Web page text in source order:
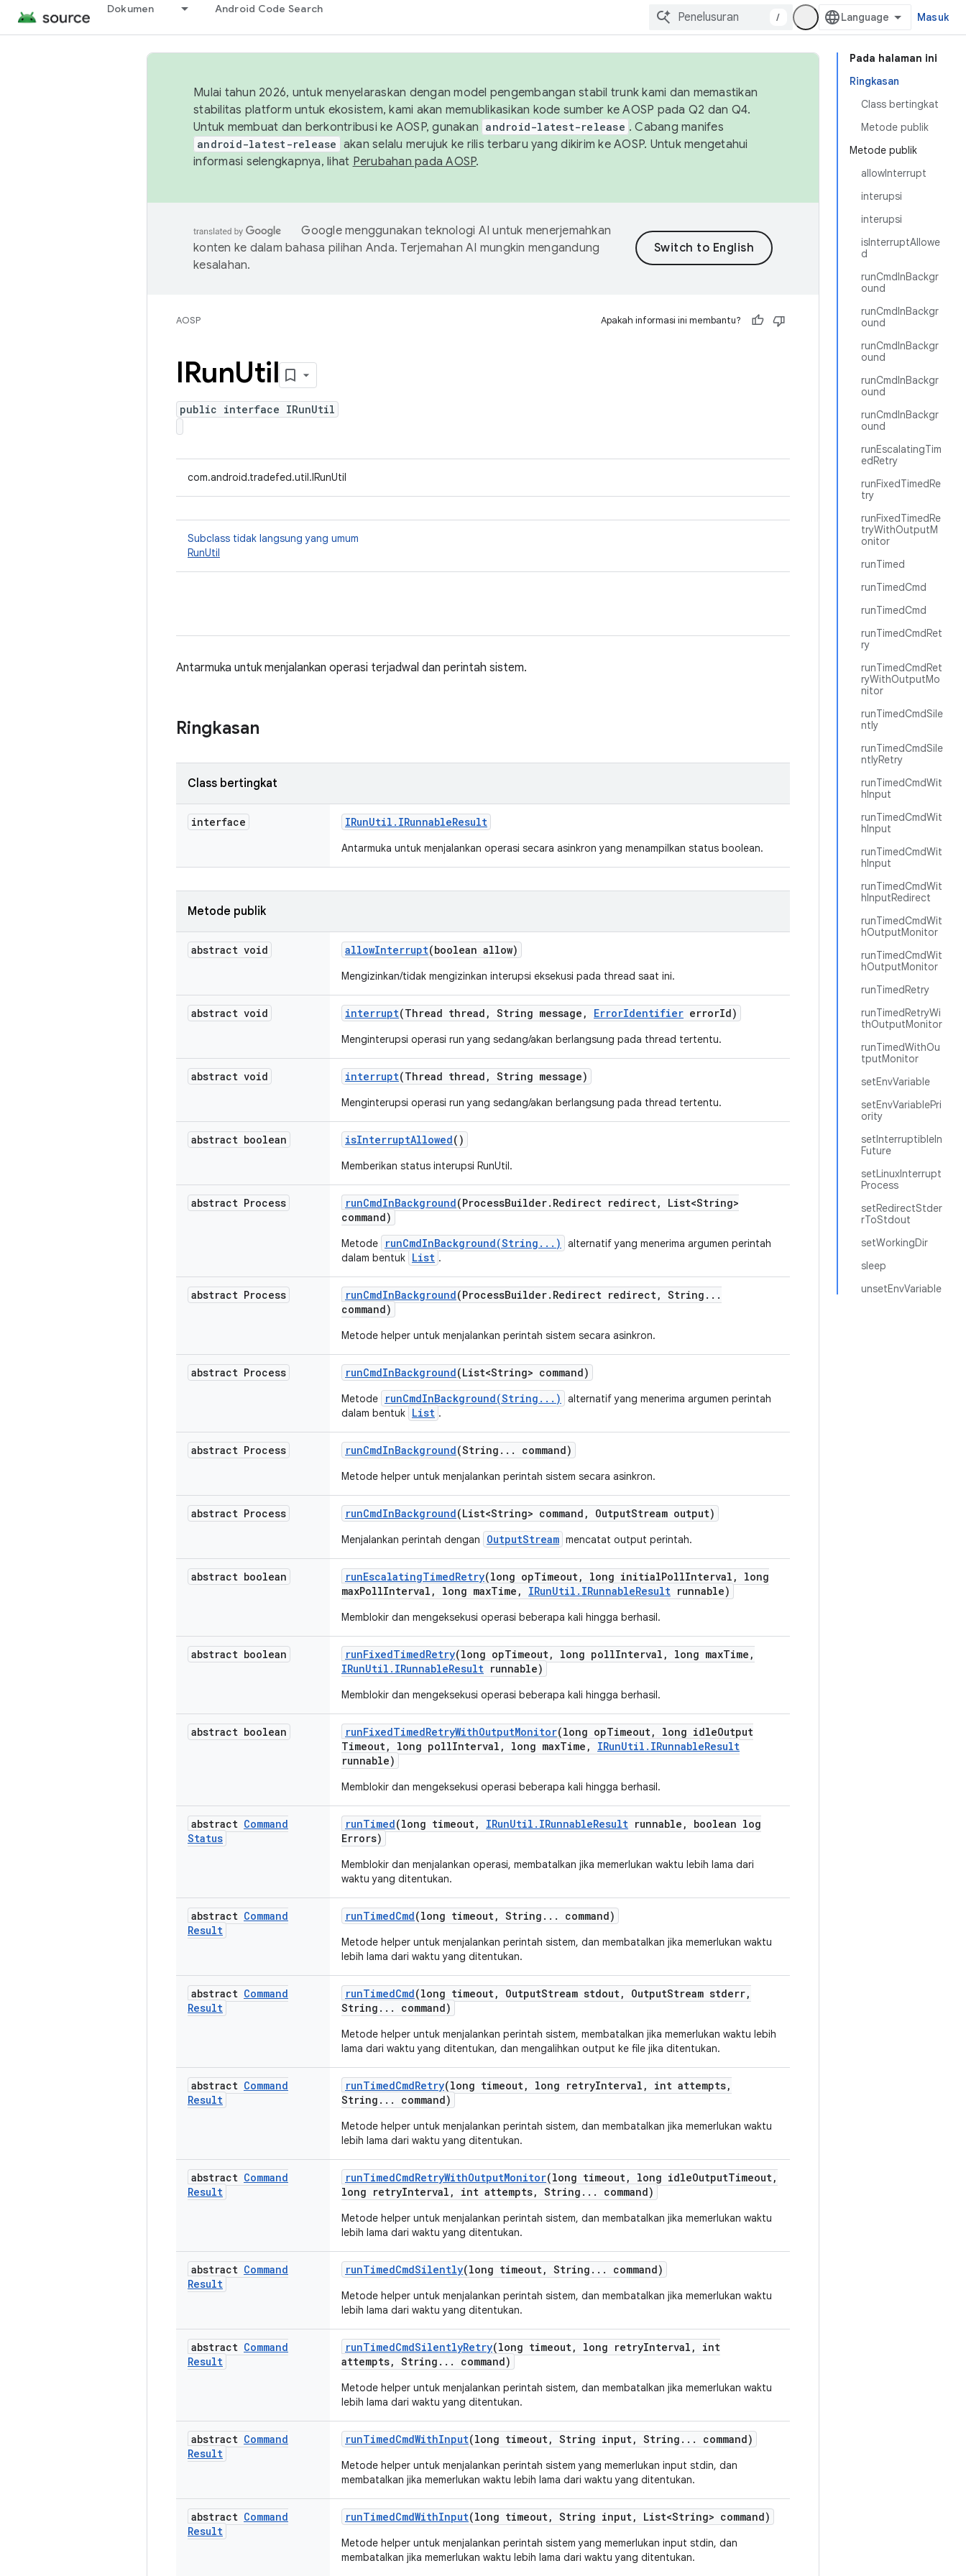
Dokumen Android Code Search
/ Masuk
Pada halaman ini
Ringkasan
Class bertingkat
Metode publik
Metode publik
allowInterrupt
interupsi
interupsi
isInterruptAllowe
d
runCmdInBackgr
ound
runCmdInBackgr
ound
runCmdInBackgr
ound
runCmdInBackgr
ound
runCmdInBackgr
ound
runEscalatingTim
edRetry
runFixedTimedRe
try
runFixedTimedRe
tryWithOutputM
onitor
runTimed
runTimedCmd
runTimedCmd
runTimedCmdRet
ry
runTimedCmdRet
ryWithOutputMo
nitor
runTimedCmdSile
ntly
runTimedCmdSile
ntlyRetry
runTimedCmdWit
hInput
runTimedCmdWit
hInput
runTimedCmdWit
hInput
runTimedCmdWit
hInputRedirect
runTimedCmdWit
hOutputMonitor
runTimedCmdWit
hOutputMonitor
runTimedRetry
runTimedRetryWi
thOutputMonitor
runTimedWithOu
tputMonitor
setEnvVariable
setEnvVariablePri
ority
setInterruptibleIn
Future
setLinuxInterrupt
Process
setRedirectStder
rToStdout
setWorkingDir
sleep
unsetEnvVariable
Mulai tahun 2026, untuk menyelaraskan dengan model pengembangan stabil trunk kami dan memastikan
stabilitas platform untuk ekosistem, kami akan memublikasikan kode sumber ke AOSP pada Q2 dan Q4.
Untuk membuat dan berkontribusi ke AOSP, gunakan android-latest-release . Cabang manifes
android-latest-release akan selalu merujuk ke rilis terbaru yang dikirim ke AOSP. Untuk mengetahui
informasi selengkapnya, lihat Perubahan pada AOSP.
Google menggunakan teknologi AI untuk menerjemahkan
konten ke dalam bahasa pilihan Anda. Terjemahan AI mungkin mengandung
kesalahan.
AOSP Apakah informasi ini membantu?
IRunUtil
public interface IRunUtil
com.android.tradefed.util.IRunUtil
Subclass tidak langsung yang umum
RunUtil
Antarmuka untuk menjalankan operasi terjadwal dan perintah sistem.
Ringkasan
Class bertingkat
interface IRunUtil . IRunnableResult
Antarmuka untuk menjalankan operasi secara asinkron yang menampilkan status boolean.
Metode publik
abstract void allowInterrupt(boolean allow)
Mengizinkan/tidak mengizinkan interupsi eksekusi pada thread saat ini.
abstract void interrupt(Thread thread , String message , ErrorIdentifier errorId)
Menginterupsi operasi run yang sedang/akan berlangsung pada thread tertentu.
abstract void interrupt(Thread thread , String message)
Menginterupsi operasi run yang sedang/akan berlangsung pada thread tertentu.
abstract boolean isInterruptAllowed()
Memberikan status interupsi RunUtil.
abstract Process runCmdInBackground(ProcessBuilder. Redirect redirect,
List<String>
command)
Metode runCmdInBackground(String...)
alternatif yang menerima argumen perintah
dalam bentuk List .
abstract Process runCmdInBackground(ProcessBuilder. Redirect redirect, String . . .
command)
Metode helper untuk menjalankan perintah sistem secara asinkron.
abstract Process runCmdInBackground(List<String> command)
Metode runCmdInBackground(String...)
alternatif yang menerima argumen perintah
dalam bentuk List .
abstract Process runCmdInBackground(String . . . command)
Metode helper untuk menjalankan perintah sistem secara asinkron.
abstract Process runCmdInBackground(List<String> command , OutputStream output)
Menjalankan perintah dengan OutputStream mencatat output perintah.
abstract boolean runEscalatingTimedRetry(long opTimeout, long initialPollInterval ,
long
maxPollInterval , long maxTime , IRunUtil . IRunnableResult runnable)
Memblokir dan mengeksekusi operasi beberapa kali hingga berhasil.
abstract boolean runFixedTimedRetry(long opTimeout, long pollInterval , long maxTime ,
IRunUtil . IRunnableResult runnable)
Memblokir dan mengeksekusi operasi beberapa kali hingga berhasil.
abstract boolean runFixedTimedRetryWithOutputMonitor(long opTimeout, long idleOutput
Timeout, long pollInterval , long maxTime , IRunUtil . IRunnableResult
runnable)
Memblokir dan mengeksekusi operasi beberapa kali hingga berhasil.
abstract Command
Status
runTimed(long timeout, IRunUtil . IRunnableResult runnable ,
boolean log
Errors)
Memblokir dan menjalankan operasi, membatalkan jika memerlukan waktu lebih lama dari
waktu yang ditentukan.
abstract Command
Result
runTimedCmd(long timeout, String . . . command)
Metode helper untuk menjalankan perintah sistem, dan membatalkan jika memerlukan waktu
lebih lama dari waktu yang ditentukan.
abstract Command
Result
runTimedCmd(long timeout, OutputStream stdout, OutputStream stderr,
String . . . command)
Metode helper untuk menjalankan perintah sistem, membatalkan jika memerlukan waktu lebih
lama dari waktu yang ditentukan, dan mengalihkan output ke file jika ditentukan.
abstract Command
Result
runTimedCmdRetry(long timeout, long retryInterval , int attempts,
String . . . command)
Metode helper untuk menjalankan perintah sistem, dan membatalkan jika memerlukan waktu
lebih lama dari waktu yang ditentukan.
abstract Command
Result
runTimedCmdRetryWithOutputMonitor(long timeout, long idleOutputTimeout,
long retryInterval , int attempts, String . . . command)
Metode helper untuk menjalankan perintah sistem, dan membatalkan jika memerlukan waktu
lebih lama dari waktu yang ditentukan.
abstract Command
Result
runTimedCmdSilently(long timeout, String . . . command)
Metode helper untuk menjalankan perintah sistem, dan membatalkan jika memerlukan waktu
lebih lama dari waktu yang ditentukan.
abstract Command
Result
runTimedCmdSilentlyRetry(long timeout, long retryInterval ,
int
attempts, String . . . command)
Metode helper untuk menjalankan perintah sistem, dan membatalkan jika memerlukan waktu
lebih lama dari waktu yang ditentukan.
abstract Command
Result
runTimedCmdWithInput(long timeout, String input, String . . . command)
Metode helper untuk menjalankan perintah sistem yang memerlukan input stdin, dan
membatalkan jika memerlukan waktu lebih lama dari waktu yang ditentukan.
abstract Command
Result
runTimedCmdWithInput(long timeout, String input, List<String> command)
Metode helper untuk menjalankan perintah sistem yang memerlukan input stdin, dan
membatalkan jika memerlukan waktu lebih lama dari waktu yang ditentukan.